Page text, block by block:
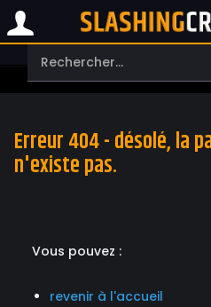
Erreur 404 - désolé, la
n'existe pas.
Vous pouvez :
revenir à l'accueil